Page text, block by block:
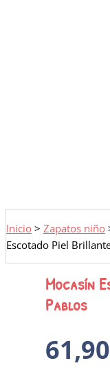
Inicio > Zapatos niño
Escotado Piel
Mocasín
Pablos
61,90